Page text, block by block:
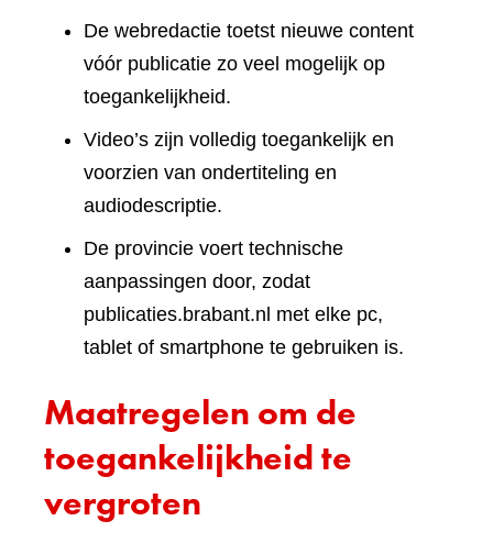
De webredactie toetst nieuwe content
vóór publicatie zo veel mogelijk op
toegankelijkheid.
Video’s zijn volledig toegankelijk en
voorzien van ondertiteling en
audiodescriptie.
De provincie voert technische
aanpassingen door, zodat
publicaties.brabant.nl met elke pc,
tablet of smartphone te gebruiken is.
Maatregelen om de
toegankelijkheid te
vergroten